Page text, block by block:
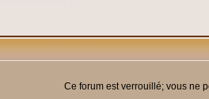
Ce forum est verrouillé; vous ne